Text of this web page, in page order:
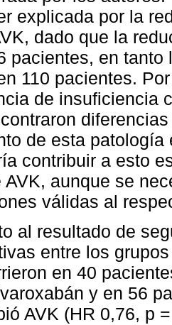
explicada por la
dado que la
pacientes, en
110 pacientes.
de insuficiencia
de esta
contribuir a esto
AVK, aunque se
válidas al
al resultado de
entre los
en 40
y en 56
AVK (HR 0,76, p